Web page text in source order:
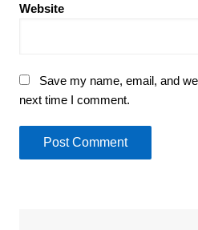
Website
Save my name, email, and
next time I comment.